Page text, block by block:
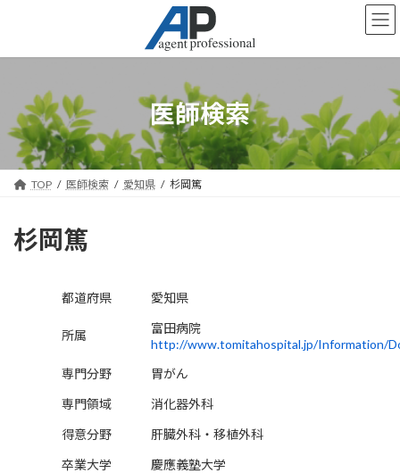
ン
キ
プ
ー
に
動
医師検索
TOP 医師検索 愛知県 杉岡篤
杉岡篤
都道府県 愛知県
所属
富田病院
http://www.tomitahospital.jp/Information/
専門分野
胃がん
専門領域
消化器外科
得意分野
肝臓外科・移植外科
卒業大学
慶應義塾大学